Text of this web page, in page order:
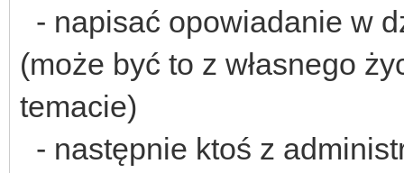
- napisać opowiadanie w
(może być to z własnego
temacie)
- następnie ktoś z